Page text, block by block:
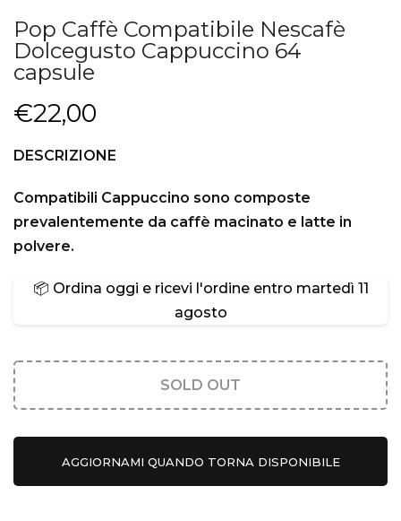
Pop Caffè Compatibile Nescafè
Dolcegusto Cappuccino 64
capsule
€22,00
DESCRIZIONE
Compatibili Cappuccino sono composte
prevalentemente da caffè macinato e latte in
polvere.
📦 Ordina oggi e ricevi l'ordine entro martedì 11
agosto
SOLD OUT
AGGIORNAMI QUANDO TORNA DISPONIBILE